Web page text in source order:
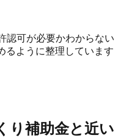
認可が必要かわからない
るように整理しています
り補助金と近い